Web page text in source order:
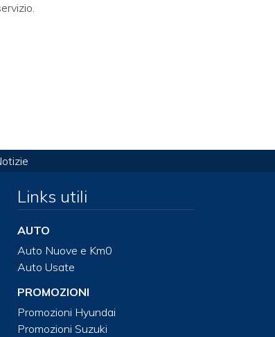
Links utili
AUTO
Auto Nuove e Km0
Auto Usate
PROMOZIONI
Promozioni Hyundai
Promozioni Suzuki